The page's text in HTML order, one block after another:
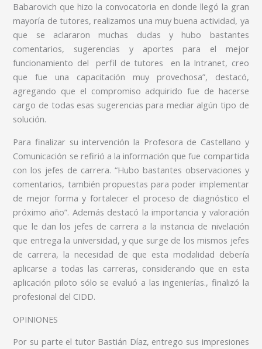
Babarovich que hizo la convocatoria en donde llegó la gran
mayoría de tutores, realizamos una muy buena actividad, ya
que se aclararon muchas dudas y hubo bastantes
comentarios, sugerencias y aportes para el mejor
funcionamiento del perfil de tutores en la Intranet, creo
que fue una capacitación muy provechosa”, destacó,
agregando que el compromiso adquirido fue de hacerse
cargo de todas esas sugerencias para mediar algún tipo de
solución.
Para finalizar su intervención la Profesora de Castellano y
Comunicación se refirió a la información que fue compartida
con los jefes de carrera. “Hubo bastantes observaciones y
comentarios, también propuestas para poder implementar
de mejor forma y fortalecer el proceso de diagnóstico el
próximo año”. Además destacó la importancia y valoración
que le dan los jefes de carrera a la instancia de nivelación
que entrega la universidad, y que surge de los mismos jefes
de carrera, la necesidad de que esta modalidad debería
aplicarse a todas las carreras, considerando que en esta
aplicación piloto sólo se evaluó a las ingenierías., finalizó la
profesional del CIDD.
OPINIONES
Por su parte el tutor Bastián Díaz, entrego sus impresiones